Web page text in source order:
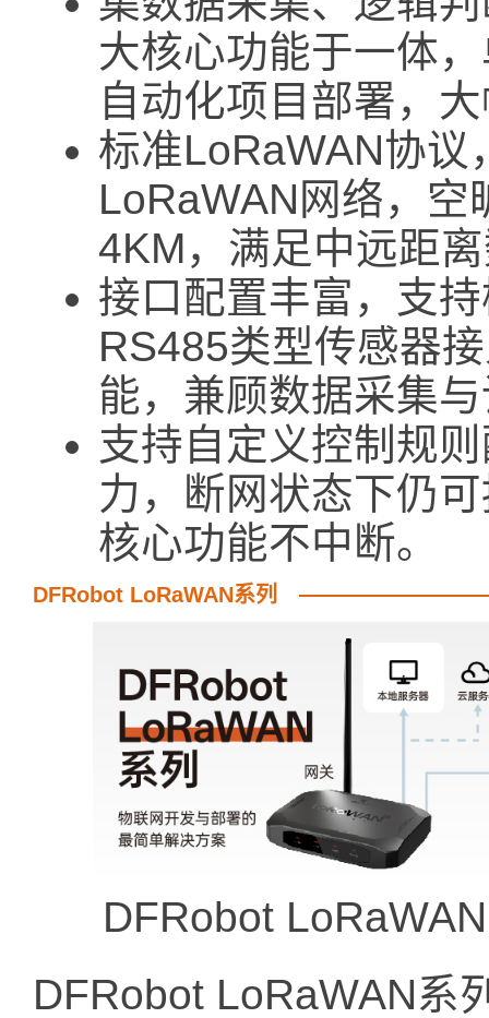
大核心功能于一体
自动化项目部署，
标准LoRaWAN协议
LoRaWAN网络，空
4KM，满足中远距
接口配置丰富，支
RS485类型传感器
能，兼顾数据采集
支持自定义控制规
力，断网状态下仍
核心功能不中断。
DFRobot LoRaWAN系列
DFRobot
DFRobot LoRaWAN系